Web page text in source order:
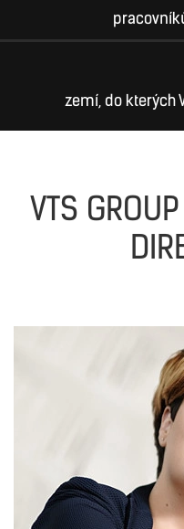
zemí, do kterých
VTS